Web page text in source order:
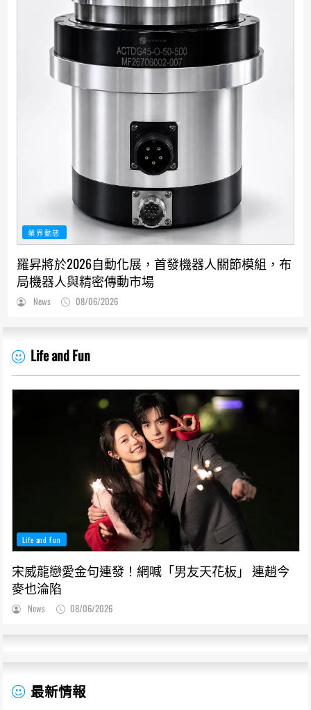
業界動態
羅昇將於2026自動化展，首發機器人關節模組，布
局機器人與精密傳動市場
News 08/06/2026
Life and Fun
Life and Fun
宋威龍戀愛金句連發！網喊「男友天花板」 連趙今
麥也淪陷
News 08/06/2026
最新情報